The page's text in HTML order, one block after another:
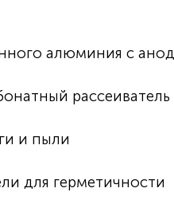
алюминия с
рассеиватель
и пыли
для герметичности